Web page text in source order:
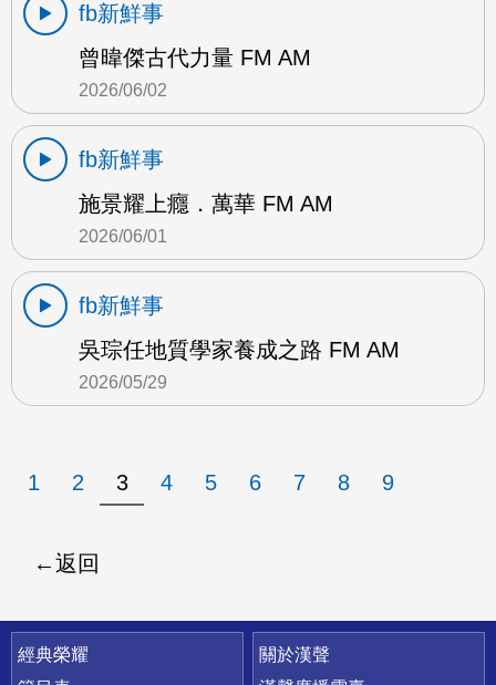
fb新鮮事
曾暐傑古代力量 FM AM
2026/06/02
fb新鮮事
施景耀上癮．萬華 FM AM
2026/06/01
fb新鮮事
吳琮任地質學家養成之路 FM AM
2026/05/29
1 2 3 4 5 6 7 8 9
返回
快速連結
經典榮耀
關於漢聲